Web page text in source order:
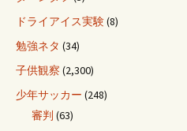
ドライアイス実験(8)
勉強ネタ (34)
子供観察 (2,300)
少年サッカー (248)
審判 (63)